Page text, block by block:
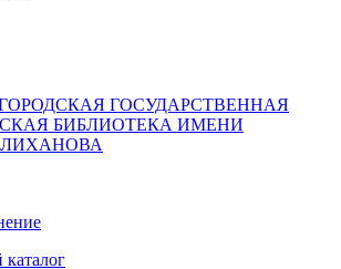
ГОСУДАРСТВЕННАЯ
БИБЛИОТЕКА ИМЕНИ